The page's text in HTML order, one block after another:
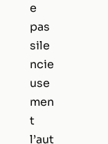
e
pas
sile
ncie
use
men
t
l’aut